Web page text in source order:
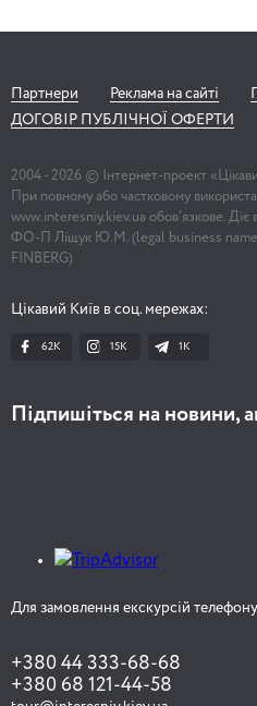
Онлайн-прогулянка
1 година
Романтичні історії.
2 години 30 хвилин
1 година 30 хвилин
Тепла Містика Подолу
Партнери Реклама на сайті
ДОГОВІР ПУБЛІЧНОЇ ОФЕРТИ
2004 - 2026 © Інтернет-проект
При повному або частковому
www.interesniy.kiev.ua обов'язкове.
ФО-П Ліщук Ю.М. (legal business
FINBERG)
Цікавий Київ в соц. мережах:
62K 15K 1К
Підпишіться на новини,
Для замовлення екскурсій
+380 44 333-68-68
+380 68 121-44-58